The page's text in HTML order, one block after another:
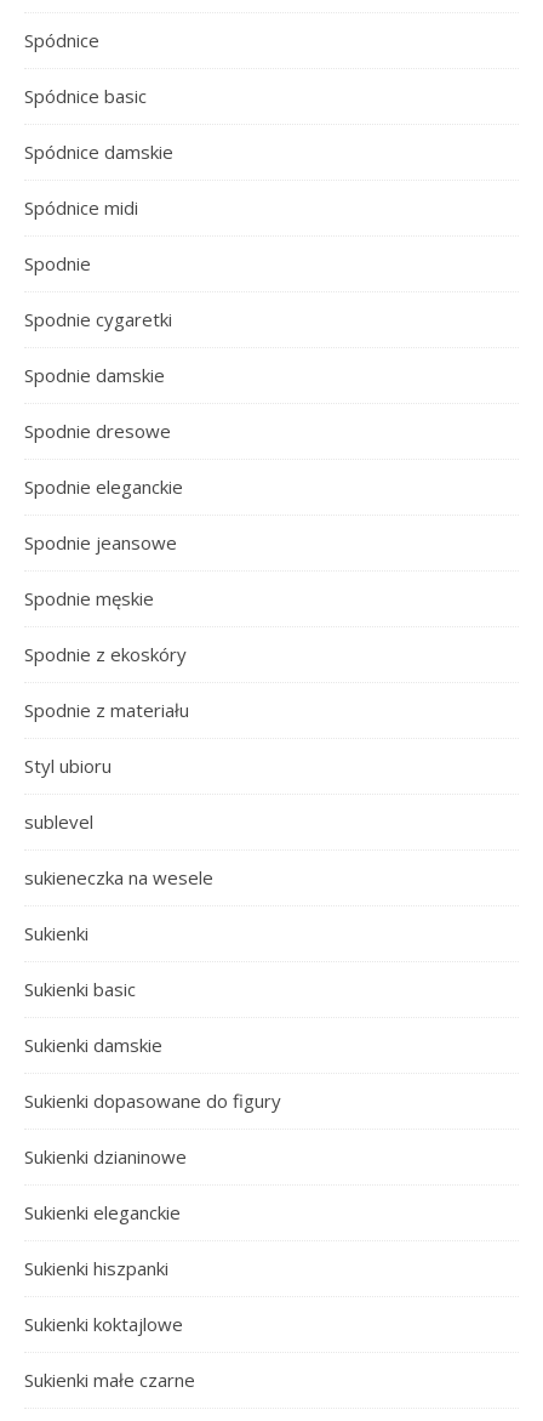
Spódnice
Spódnice basic
Spódnice damskie
Spódnice midi
Spodnie
Spodnie cygaretki
Spodnie damskie
Spodnie dresowe
Spodnie eleganckie
Spodnie jeansowe
Spodnie męskie
Spodnie z ekoskóry
Spodnie z materiału
Styl ubioru
sublevel
sukieneczka na wesele
Sukienki
Sukienki basic
Sukienki damskie
Sukienki dopasowane do figury
Sukienki dzianinowe
Sukienki eleganckie
Sukienki hiszpanki
Sukienki koktajlowe
Sukienki małe czarne